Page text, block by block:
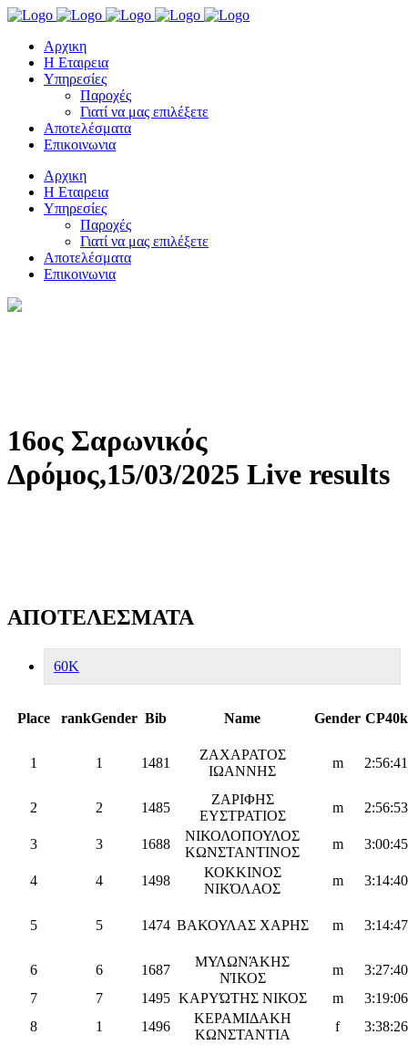
Αρχικη
Η Εταιρεια
Υπηρεσίες
Παροχές
Γιατί να μας επιλέξετε
Αποτελέσματα
Επικοινωνια
Αρχικη
Η Εταιρεια
Υπηρεσίες
Παροχές
Γιατί να μας επιλέξετε
Αποτελέσματα
Επικοινωνια
16ος Σαρωνικός
Δρόμος,15/03/2025 Live results
ΑΠΟΤΕΛΕΣΜΑΤΑ
60K
Place rankGender Bib Name Gender CP40k
1 1 1481
ΖΑΧΑΡΑΤΟΣ
ΙΩΑΝΝΗΣ
m 2:56:41
2 2 1485
ΖΑΡΙΦΗΣ
ΕΥΣΤΡΑΤΙΟΣ
m 2:56:53
3 3 1688
ΝΙΚΟΛΟΠΟΥΛΟΣ
ΚΩΝΣΤΑΝΤΙΝΟΣ
m 3:00:45
4 4 1498
ΚΟΚΚΙΝΟΣ
ΝΙΚΌΛΑΟΣ
m 3:14:40
5 5 1474 ΒΑΚΟΥΛΑΣ ΧΑΡΗΣ m 3:14:47
6 6 1687
ΜΥΛΩΝΆΚΗΣ
ΝΊΚΟΣ
m
3:27:40
7
7 1495 ΚΑΡΥΏΤΗΣ ΝΙΚΟΣ m
3:19:06
8
1 1496
ΚΕΡΑΜΙΔΑΚΗ
ΚΩΝΣΤΑΝΤΙΑ
f 3:38:26